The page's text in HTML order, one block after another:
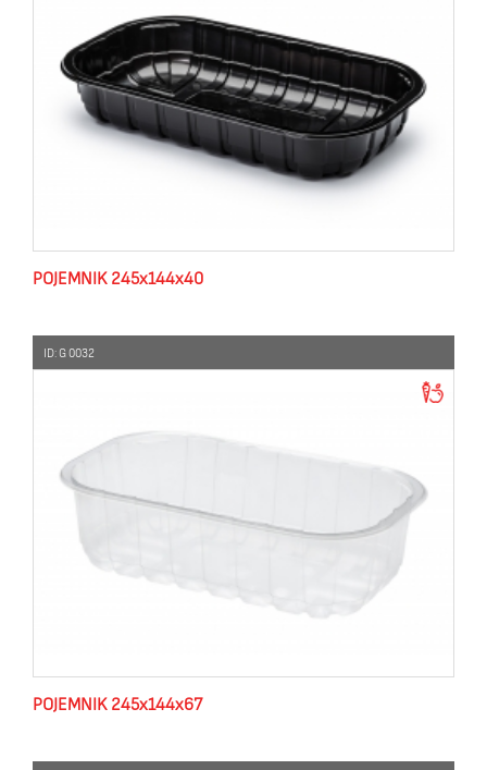
POJEMNIK 245x144x40
ID: G 0032
POJEMNIK 245x144x67